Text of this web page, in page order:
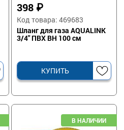
398 ₽
Код товара: 469683
Шланг для газа AQUALINK
3/4" ПВХ ВН 100 см
КУПИТЬ